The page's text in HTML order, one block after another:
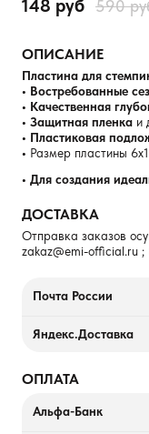
148 руб 590
ОПИСАНИЕ
Пластина для
• Востребованные
• Качественная
• Защитная пленка и
• Пластиковая
• Размер пластины
• Для создания
ДОСТАВКА
Отправка заказов
zakaz@emi-official.ru ;
Почта России
Яндекс.Доставка
ОПЛАТА
Альфа-Банк